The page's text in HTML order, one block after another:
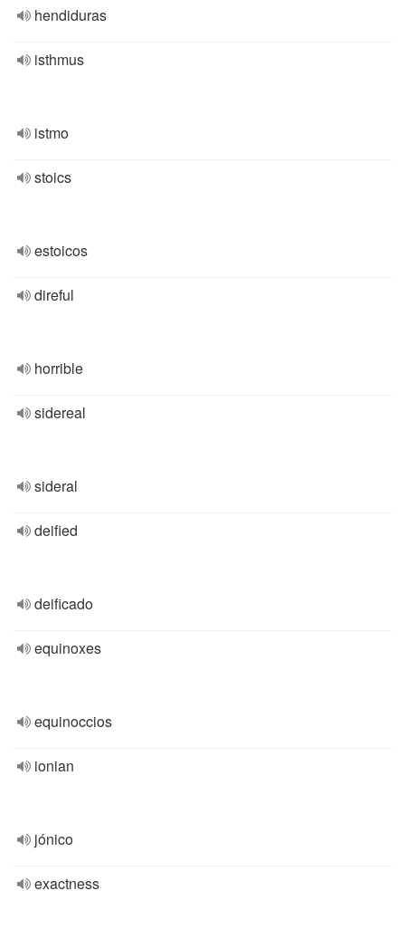
hendiduras
isthmus
istmo
stoics
estoicos
direful
horrible
sidereal
sideral
deified
deificado
equinoxes
equinoccios
ionian
jónico
exactness